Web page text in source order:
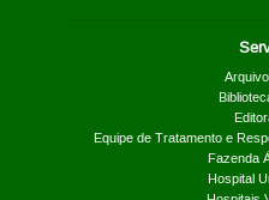
Equipe de Tratamento e
Fazenda
Hospital